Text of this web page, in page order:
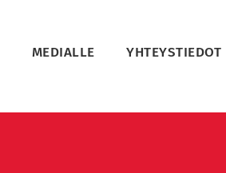
MEDIALLE YHTEYSTIEDOT